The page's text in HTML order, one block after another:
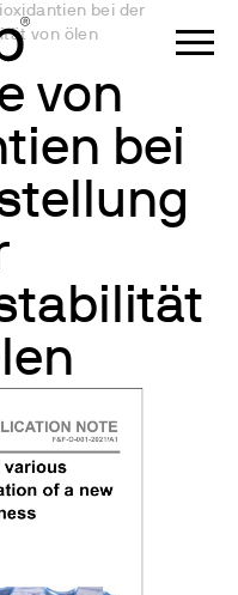
bei der
von ölen
von
bei